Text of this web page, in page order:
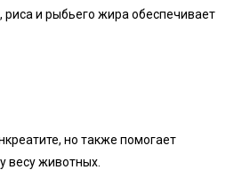
и рыбьего жира обеспечивает
но также помогает
весу животных.